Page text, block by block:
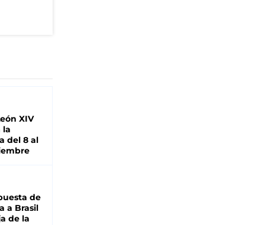
XIV
la
del 8 al
de
a Brasil
de la